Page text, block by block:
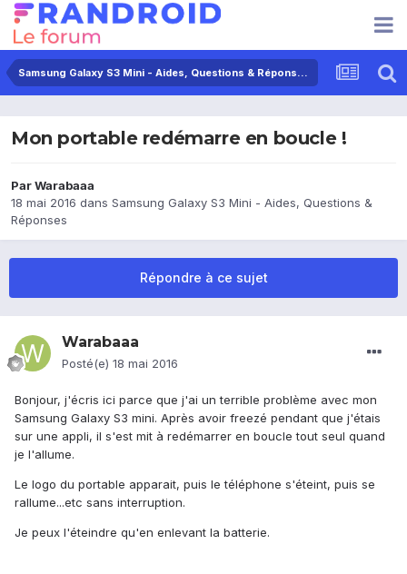
Samsung Galaxy S3 Mini - Aides, Questions & Réponses
Mon portable redémarre en boucle !
ParWarabaaa
18 mai 2016 dans Samsung Galaxy S3 Mini - Aides, Questions &
Réponses
Répondre à ce sujet
Warabaaa
Posté(e) 18 mai 2016
Bonjour, j'écris ici parce que j'ai un terrible problème avec mon
Samsung Galaxy S3 mini. Après avoir freezé pendant que j'étais
sur une appli, il s'est mit à redémarrer en boucle tout seul quand
je l'allume.
Le logo du portable apparait, puis le téléphone s'éteint, puis se
rallume...etc sans interruption.
Je peux l'éteindre qu'en enlevant la batterie.